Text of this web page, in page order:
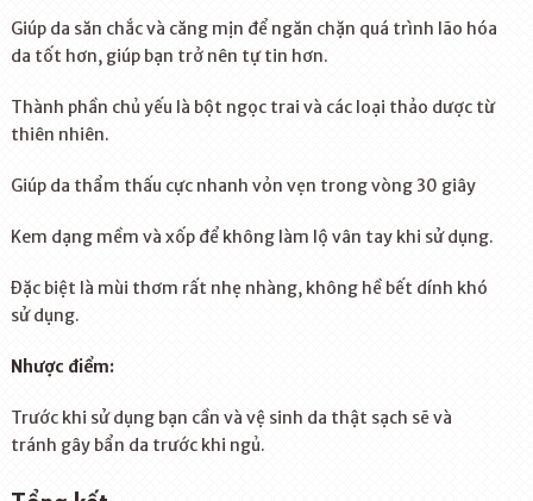
Giúp da săn chắc và căng mịn để ngăn chặn quá trình lão hóa
da tốt hơn, giúp bạn trở nên tự tin hơn.
Thành phần chủ yếu là bột ngọc trai và các loại thảo dược từ
thiên nhiên.
Giúp da thẩm thấu cực nhanh vỏn vẹn trong vòng 30 giây
Kem dạng mềm và xốp để không làm lộ vân tay khi sử dụng.
Đặc biệt là mùi thơm rất nhẹ nhàng, không hề bết dính khó
sử dụng.
Nhược điểm:
Trước khi sử dụng bạn cần và vệ sinh da thật sạch sẽ và
tránh gây bẩn da trước khi ngủ.